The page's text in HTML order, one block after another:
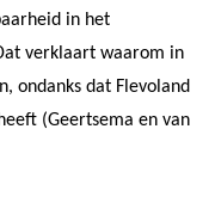
in het
verklaart waarom in
ondanks dat Flevoland
(Geertsema en van